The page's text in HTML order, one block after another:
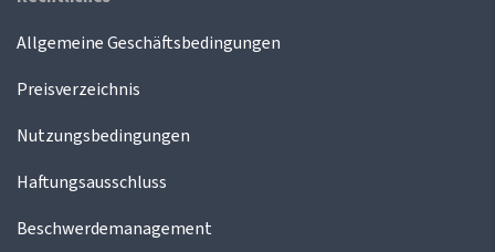
Allgemeine Geschäftsbedingungen
Preisverzeichnis
Nutzungsbedingungen
Haftungsausschluss
Beschwerdemanagement